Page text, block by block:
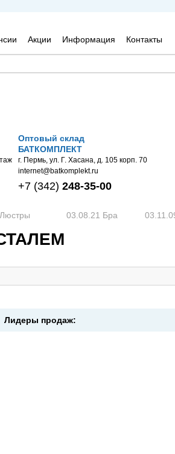
Акции Информация Контакты
Оптовый склад
БАТКОМПЛЕКТ
г. Пермь, ул. Г. Хасана, д. 105 корп. 70
internet@batkomplekt.ru
+7 (342) 248-35-00
03.08.21 Бра
Лидеры продаж: